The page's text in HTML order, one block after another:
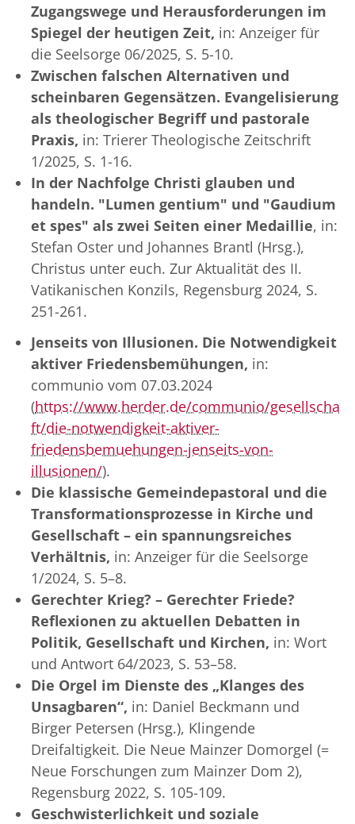
Zugangswege und Herausforderungen im
Spiegel der heutigen Zeit, in: Anzeiger für
die Seelsorge 06/2025, S. 5-10.
Zwischen falschen Alternativen und
scheinbaren Gegensätzen. Evangelisierung
als theologischer Begriff und pastorale
Praxis, in: Trierer Theologische Zeitschrift
1/2025, S. 1-16.
In der Nachfolge Christi glauben und
handeln. "Lumen gentium" und "Gaudium
et spes" als zwei Seiten einer Medaillie, in:
Stefan Oster und Johannes Brantl (Hrsg.),
Christus unter euch. Zur Aktualität des II.
Vatikanischen Konzils, Regensburg 2024, S.
251-261.
Jenseits von Illusionen. Die Notwendigkeit
aktiver Friedensbemühungen, in:
communio vom 07.03.2024
(https://www.herder.de/communio/gesellscha
ft/die-notwendigkeit-aktiver-
friedensbemuehungen-jenseits-von-
illusionen/).
Die klassische Gemeindepastoral und die
Transformationsprozesse in Kirche und
Gesellschaft – ein spannungsreiches
Verhältnis, in: Anzeiger für die Seelsorge
1/2024, S. 5–8.
Gerechter Krieg? – Gerechter Friede?
Reflexionen zu aktuellen Debatten in
Politik, Gesellschaft und Kirchen, in: Wort
und Antwort 64/2023, S. 53–58.
Die Orgel im Dienste des „Klanges des
Unsagbaren“, in: Daniel Beckmann und
Birger Petersen (Hrsg.), Klingende
Dreifaltigkeit. Die Neue Mainzer Domorgel (=
Neue Forschungen zum Mainzer Dom 2),
Regensburg 2022, S. 105-109.
Geschwisterlichkeit und soziale